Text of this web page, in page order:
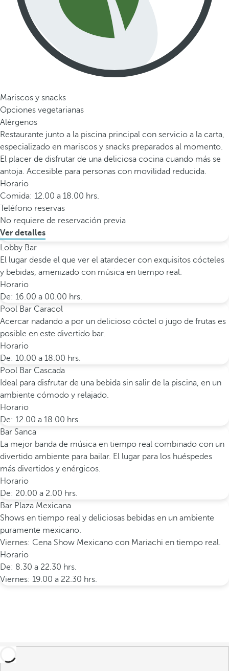
Mariscos y snacks
Opciones vegetarianas
Alérgenos
Restaurante junto a la piscina principal con servicio a la carta,
especializado en mariscos y snacks preparados al momento.
El placer de disfrutar de una deliciosa cocina cuando más se
antoja. Accesible para personas con movilidad reducida.
Horario
Comida: 12.00 a 18.00 hrs.
Teléfono reservas
No requiere de reservación previa
Ver detalles
Lobby Bar
El lugar desde el que ver el atardecer con exquisitos cócteles
y bebidas, amenizado con música en tiempo real.
Horario
De: 16.00 a 00.00 hrs.
Pool Bar Caracol
Acercar nadando a por un delicioso cóctel o jugo de frutas es
posible en este divertido bar.
Horario
De: 10.00 a 18.00 hrs.
Pool Bar Cascada
Ideal para disfrutar de una bebida sin salir de la piscina, en un
ambiente cómodo y relajado.
Horario
De: 12.00 a 18.00 hrs.
Bar Sanca
La mejor banda de música en tiempo real combinado con un
divertido ambiente para bailar. El lugar para los huéspedes
más divertidos y enérgicos.
Horario
De: 20.00 a 2.00 hrs.
Bar Plaza Mexicana
Shows en tiempo real y deliciosas bebidas en un ambiente
puramente mexicano.
Viernes: Cena Show Mexicano con Mariachi en tiempo real.
Horario
De: 8.30 a 22.30 hrs.
Viernes: 19.00 a 22.30 hrs.